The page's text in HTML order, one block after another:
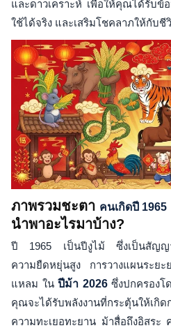
และดาวเคราะห์ เพื่อให้คุณได้รับข้
ใช้ได้จริง และเสริมโชคลาภให้กับชี
ภาพรวมชะตา คนเกิดปี 1965
นำพาอะไรมาบ้าง?
ปี 1965 เป็นปีงูไม้ ซึ่งเป็นสัญญ
ความยืดหยุ่นสูง การวางแผนระย
แหลม ในปีม้า 2026ซึ่งปกครองโ
คุณจะได้รับพลังงานที่กระตุ้นให้เกิด
ความทะเยอทะยาน ม้าสื่อถึงอิสระ